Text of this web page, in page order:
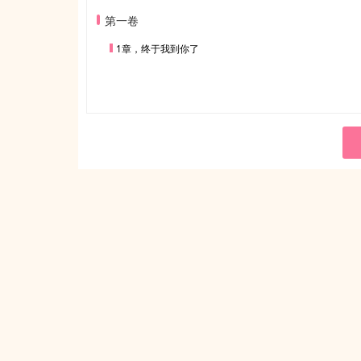
第一卷
1章，终于我到你了